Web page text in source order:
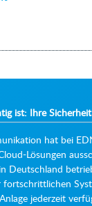
ist: Ihre
hat bei
Lösungen
Deutschland
fortschrittlichen
jederzeit